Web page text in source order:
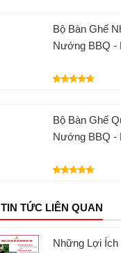
Bộ Bàn Ghế
Nướng BBQ -
Bộ Bàn Ghế
Nướng BBQ -
TIN TỨC LIÊN QUAN
Những Lợi Ích